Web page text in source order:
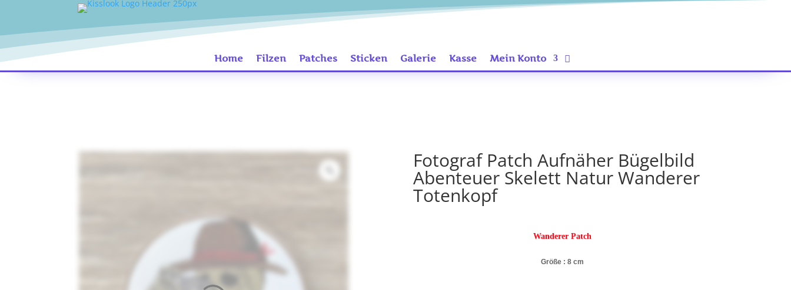
Home Filzen Patches Sticken Galerie Kasse Mein Konto
Fotograf Patch Aufnäher Bügelbild
Abenteuer Skelett Natur Wanderer
Totenkopf
Wanderer Patch
Größe : 8 cm